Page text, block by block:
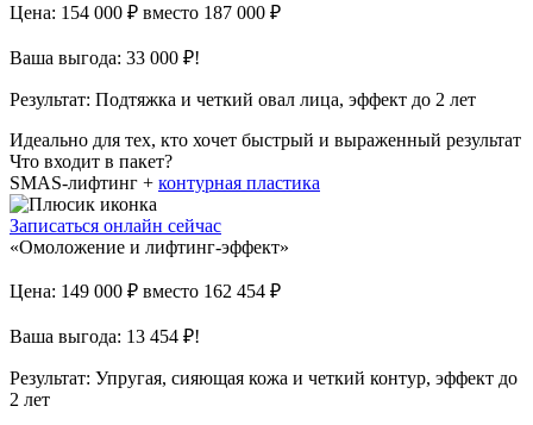
Цена: 154 000 ₽ вместо 187 000 ₽
Ваша выгода: 33 000 ₽!
Результат: Подтяжка и четкий овал лица, эффект до 2 лет
Идеально для тех, кто хочет быстрый и выраженный результат
Что входит в пакет?
SMAS-лифтинг + контурная пластика
Записаться онлайн сейчас
«Омоложение и лифтинг-эффект»
Цена: 149 000 ₽ вместо 162 454 ₽
Ваша выгода: 13 454 ₽!
Результат: Упругая, сияющая кожа и четкий контур, эффект до
2 лет